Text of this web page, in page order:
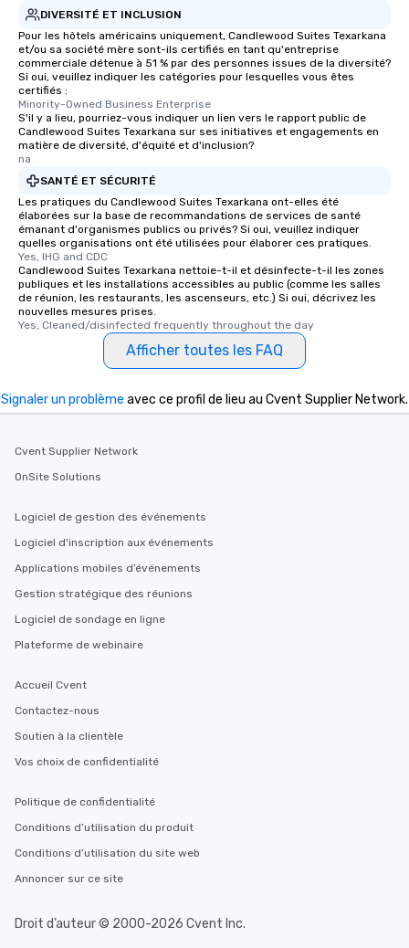
DIVERSITÉ ET INCLUSION
Pour les hôtels américains uniquement, Candlewood Suites Texarkana
et/ou sa société mère sont-ils certifiés en tant qu'entreprise
commerciale détenue à 51 % par des personnes issues de la diversité?
Si oui, veuillez indiquer les catégories pour lesquelles vous êtes
certifiés :
Minority-Owned Business Enterprise
S'il y a lieu, pourriez-vous indiquer un lien vers le rapport public de
Candlewood Suites Texarkana sur ses initiatives et engagements en
matière de diversité, d'équité et d'inclusion?
na
SANTÉ ET SÉCURITÉ
Les pratiques du Candlewood Suites Texarkana ont-elles été
élaborées sur la base de recommandations de services de santé
émanant d'organismes publics ou privés? Si oui, veuillez indiquer
quelles organisations ont été utilisées pour élaborer ces pratiques.
Yes, IHG and CDC
Candlewood Suites Texarkana nettoie-t-il et désinfecte-t-il les zones
publiques et les installations accessibles au public (comme les salles
de réunion, les restaurants, les ascenseurs, etc.) Si oui, décrivez les
nouvelles mesures prises.
Yes, Cleaned/disinfected frequently throughout the day
Afficher toutes les FAQ
Signaler un problème avec ce profil de lieu au Cvent Supplier Network.
Cvent Supplier Network
OnSite Solutions
Logiciel de gestion des événements
Logiciel d'inscription aux événements
Applications mobiles d’événements
Gestion stratégique des réunions
Logiciel de sondage en ligne
Plateforme de webinaire
Accueil Cvent
Contactez-nous
Soutien à la clientèle
Vos choix de confidentialité
Politique de confidentialité
Conditions d’utilisation du produit
Conditions d’utilisation du site web
Annoncer sur ce site
Droit d’auteur © 2000-2026 Cvent Inc.